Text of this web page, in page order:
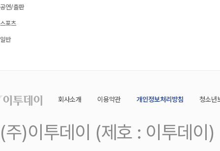
공연/출판
스포츠
일반
회사소개 이용약관 개인정보처리방침 청소년
(주)이투데이 (제호 : 이투데